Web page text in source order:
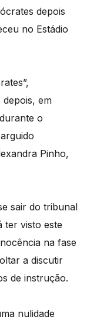
depois
no Estádio
em
o
Pinho,
sair do tribunal
ter visto este
na fase
a discutir
de instrução.
nulidade